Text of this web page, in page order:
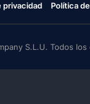
privacidad Política
S.L.U. Todos